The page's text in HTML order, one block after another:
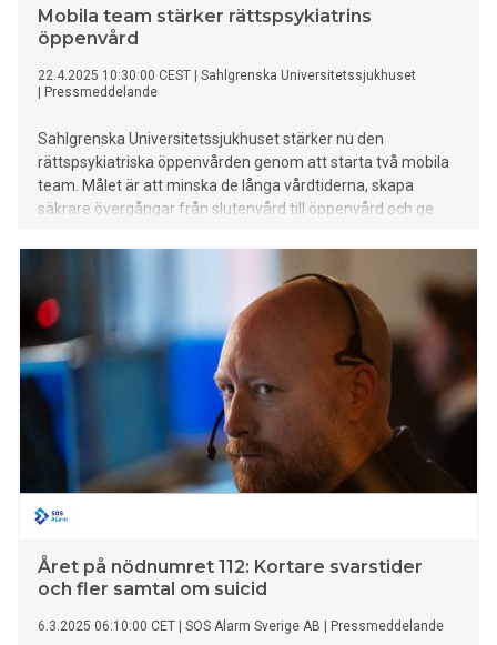
Mobila team stärker rättspsykiatrins
öppenvård
22.4.2025 10:30:00 CEST
Sahlgrenska Universitetssjukhuset
Pressmeddelande
Sahlgrenska Universitetssjukhuset stärker nu den
rättspsykiatriska öppenvården genom att starta två mobila
team. Målet är att minska de långa vårdtiderna, skapa
säkrare övergångar från slutenvård till öppenvård och ge
Året på nödnumret 112: Kortare svarstider
och fler samtal om suicid
6.3.2025 06:10:00 CET SOS Alarm Sverige AB Pressmeddelande